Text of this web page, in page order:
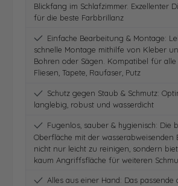
Blickfang im Schlafzimmer. Exzellenter
für die beste Farbbrillanz
Einfache Bearbeitung & Montage:
schnelle Montage mithilfe von Kleber
Bohren oder Sägen. Kompatibel für
Fliesen, Tapete, Raufaser, Putz
Schutz gegen Staub & Schmutz:
langlebig, robust und wasserdicht
Fugenlos, sauber & hygienisch: Die
Oberfläche mit der wasserabweisenden
nicht nur leicht zu reinigen, sondern
kaum Angriffsfläche für weiteren
Alles aus einer Hand: Das passende